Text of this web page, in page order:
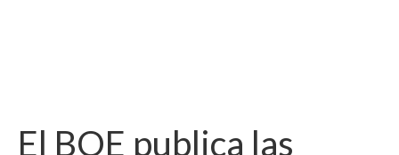
El BOE publica las